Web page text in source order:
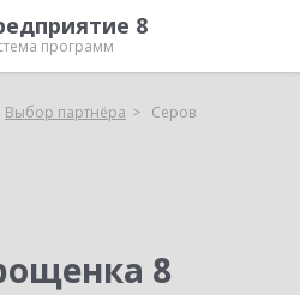
8
программ
Выбор партнёра Серов
8